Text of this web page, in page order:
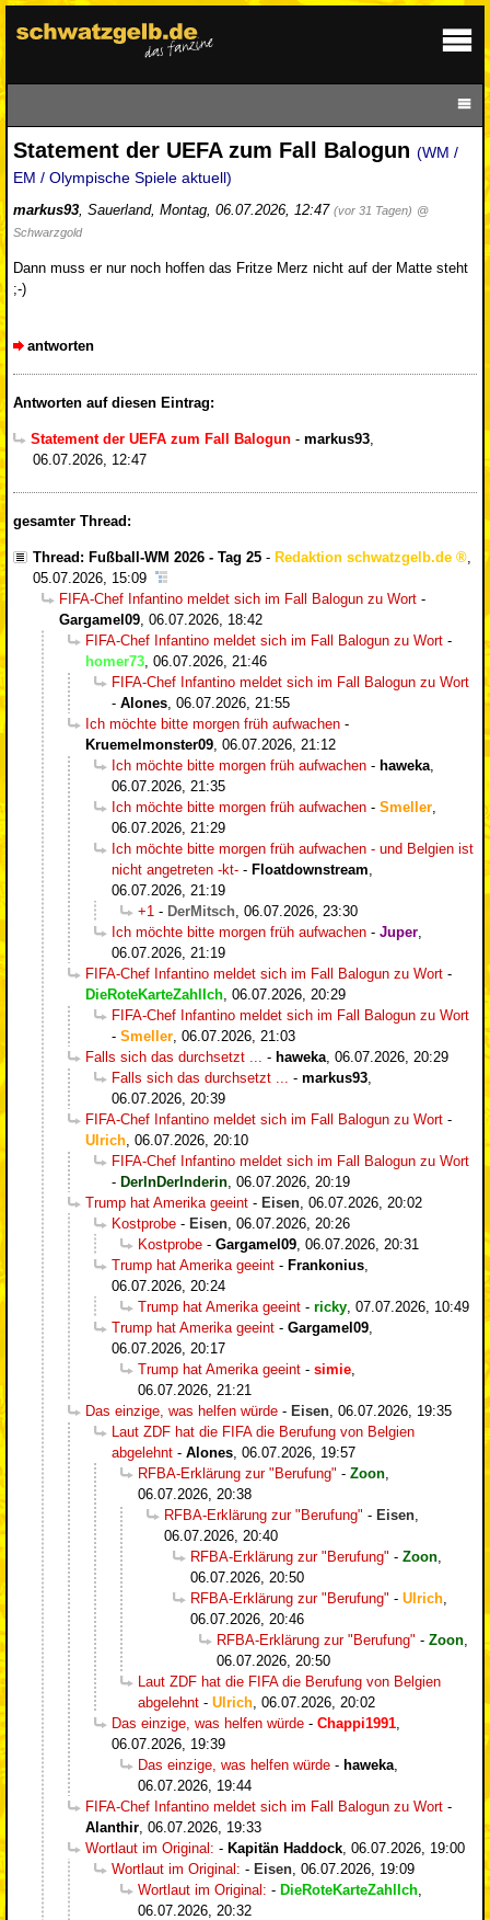
Statement der UEFA zum Fall Balogun (WM /
EM / Olympische Spiele aktuell)
markus93, Sauerland, Montag, 06.07.2026, 12:47 (vor 31 Tagen) @
Schwarzgold
Dann muss er nur noch hoffen das Fritze Merz nicht auf der Matte steht
;-)
antworten
Antworten auf diesen Eintrag:
Statement der UEFA zum Fall Balogun - markus93,
06.07.2026, 12:47
gesamter Thread:
Thread: Fußball-WM 2026 - Tag 25 - Redaktion schwatzgelb.de
05.07.2026, 15:09
FIFA-Chef Infantino meldet sich im Fall Balogun zu Wort -
Gargamel09 06.07.2026, 18:42
FIFA-Chef Infantino meldet sich im Fall Balogun zu Wort -
homer73 06.07.2026, 21:46
FIFA-Chef Infantino meldet sich im Fall Balogun zu Wort
- Alones 06.07.2026, 21:55
Ich möchte bitte morgen früh aufwachen -
Kruemelmonster09 06.07.2026, 21:12
Ich möchte bitte morgen früh aufwachen - haweka
06.07.2026, 21:35
Ich möchte bitte morgen früh aufwachen - Smeller
06.07.2026, 21:29
Ich möchte bitte morgen früh aufwachen - und Belgien ist
nicht angetreten -kt- - Floatdownstream
06.07.2026, 21:19
+1 - DerMitsch 06.07.2026, 23:30
Ich möchte bitte morgen früh aufwachen - Juper
06.07.2026, 21:19
FIFA-Chef Infantino meldet sich im Fall Balogun zu Wort -
DieRoteKarteZahlIch 06.07.2026, 20:29
FIFA-Chef Infantino meldet sich im Fall Balogun zu Wort
- Smeller 06.07.2026, 21:03
Falls sich das durchsetzt ...
- haweka 06.07.2026, 20:29
Falls sich das durchsetzt ...
- markus93
06.07.2026, 20:39
FIFA-Chef Infantino meldet sich im Fall Balogun zu Wort -
Ulrich 06.07.2026, 20:10
FIFA-Chef Infantino meldet sich im Fall Balogun zu Wort
- DerInDerInderin 06.07.2026, 20:19
Trump hat Amerika geeint - Eisen 06.07.2026, 20:02
Kostprobe - Eisen 06.07.2026, 20:26
Kostprobe - Gargamel09 06.07.2026, 20:31
Trump hat Amerika geeint - Frankonius
06.07.2026, 20:24
Trump hat Amerika geeint - ricky 07.07.2026, 10:49
Trump hat Amerika geeint - Gargamel09
06.07.2026, 20:17
Trump hat Amerika geeint - simie
06.07.2026, 21:21
Das einzige, was helfen würde - Eisen 06.07.2026, 19:35
Laut ZDF hat die FIFA die Berufung von Belgien
abgelehnt - Alones 06.07.2026, 19:57
RFBA-Erklärung zur "Berufung" - Zoon
06.07.2026, 20:38
RFBA-Erklärung zur "Berufung" - Eisen
06.07.2026, 20:40
RFBA-Erklärung zur "Berufung" - Zoon
06.07.2026, 20:50
RFBA-Erklärung zur "Berufung" - Ulrich
06.07.2026, 20:46
RFBA-Erklärung zur "Berufung" - Zoon
06.07.2026, 20:50
Laut ZDF hat die FIFA die Berufung von Belgien
abgelehnt - Ulrich 06.07.2026, 20:02
Das einzige, was helfen würde - Chappi1991
06.07.2026, 19:39
Das einzige, was helfen würde - haweka
06.07.2026, 19:44
FIFA-Chef Infantino meldet sich im Fall Balogun zu Wort -
Alanthir 06.07.2026, 19:33
Wortlaut im Original: - Kapitän Haddock 06.07.2026, 19:00
Wortlaut im Original: - Eisen 06.07.2026, 19:09
Wortlaut im Original: - DieRoteKarteZahlIch
06.07.2026, 20:32